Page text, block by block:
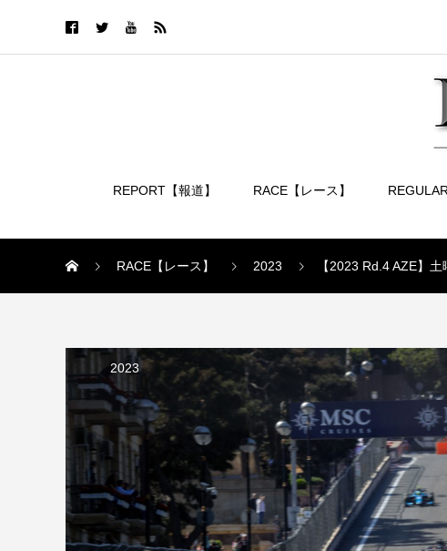
REPORT【報道】 RACE【レース】
RACE【レース】 2023 【2023 Rd.4 AZE】
2023